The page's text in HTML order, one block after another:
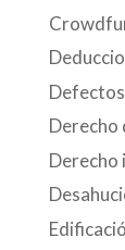
Derecho
Derecho